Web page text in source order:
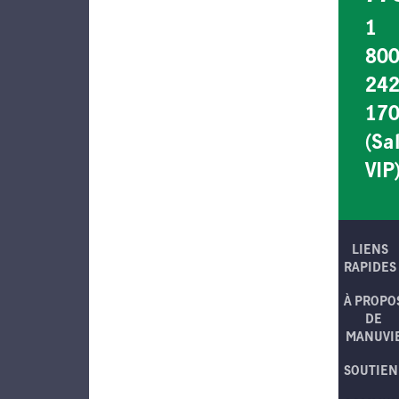
1
800
LIENS
RAPIDES
À
DE
SOUTIEN